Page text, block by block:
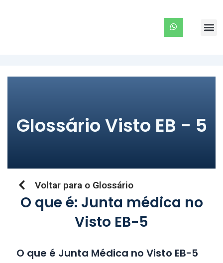
Glossário Visto EB - 5
Voltar para o Glossário
O que é: Junta médica no
Visto EB-5
O que é Junta Médica no Visto EB-5